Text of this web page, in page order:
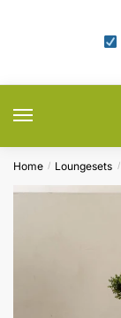
Home / Loungesets /